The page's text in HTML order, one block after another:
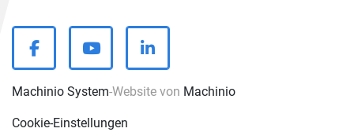
facebookyoutubelinkedin
Machinio System-Website von Machinio
Cookie-Einstellungen